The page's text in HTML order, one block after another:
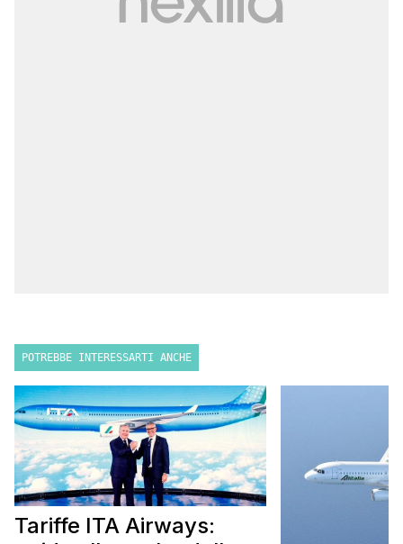
POTREBBE INTERESSARTI ANCHE
Tariffe ITA Airways: